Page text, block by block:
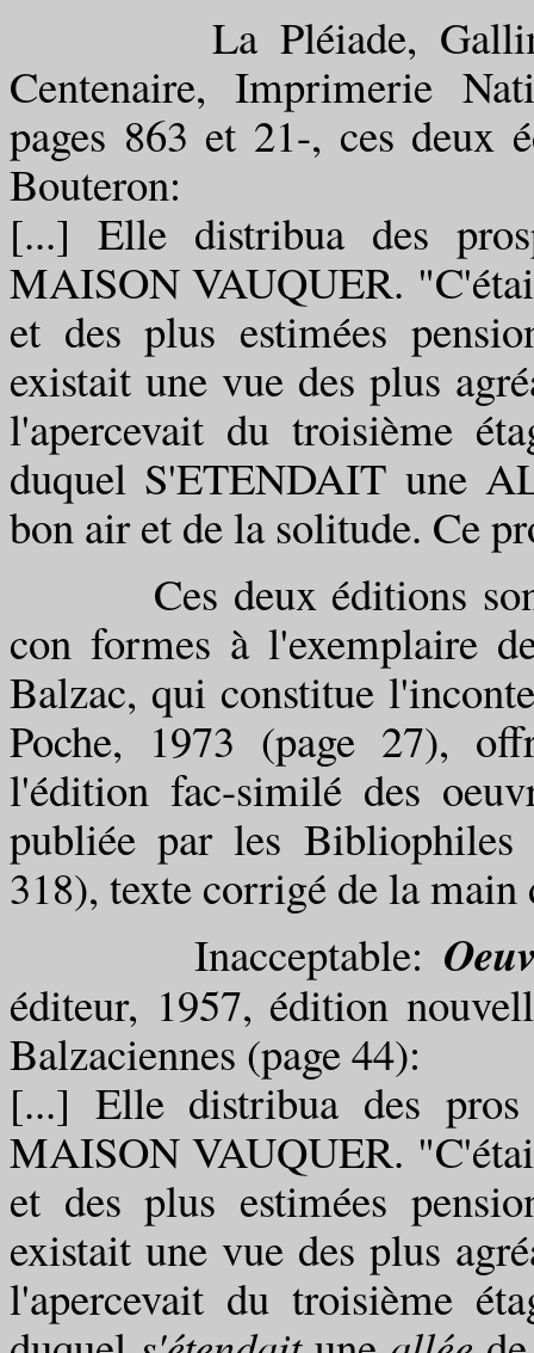
La Pléiade,
Centenaire, Imprimerie
pages 863 et 21-, ces deux
Bouteron:
[...] Elle distribua des
MAISON VAUQUER.
et des plus estimées
existait une vue des plus
l'apercevait du troisième
duquel S'ETENDAIT une
bon air et de la solitude. Ce
Ces deux éditions sont
con formes à l'exemplaire
Balzac, qui constitue
Poche, 1973 (page 27),
l'édition fac-similé des
publiée par les
318), texte corrigé de la
Inacceptable:
éditeur, 1957, édition
Balzaciennes (page 44):
[...] Elle distribua des
MAISON VAUQUER.
et des plus estimées
existait une vue des plus
l'apercevait du troisième